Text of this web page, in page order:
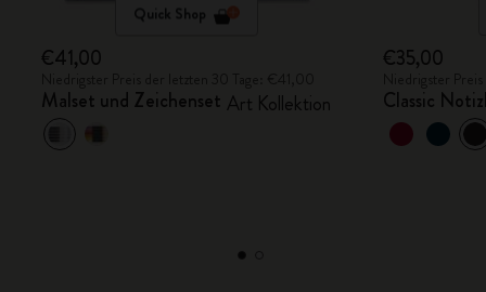
Quick Shop
€41,00
Malset und Zeichenset Art Kollektion
€35,00
Classic